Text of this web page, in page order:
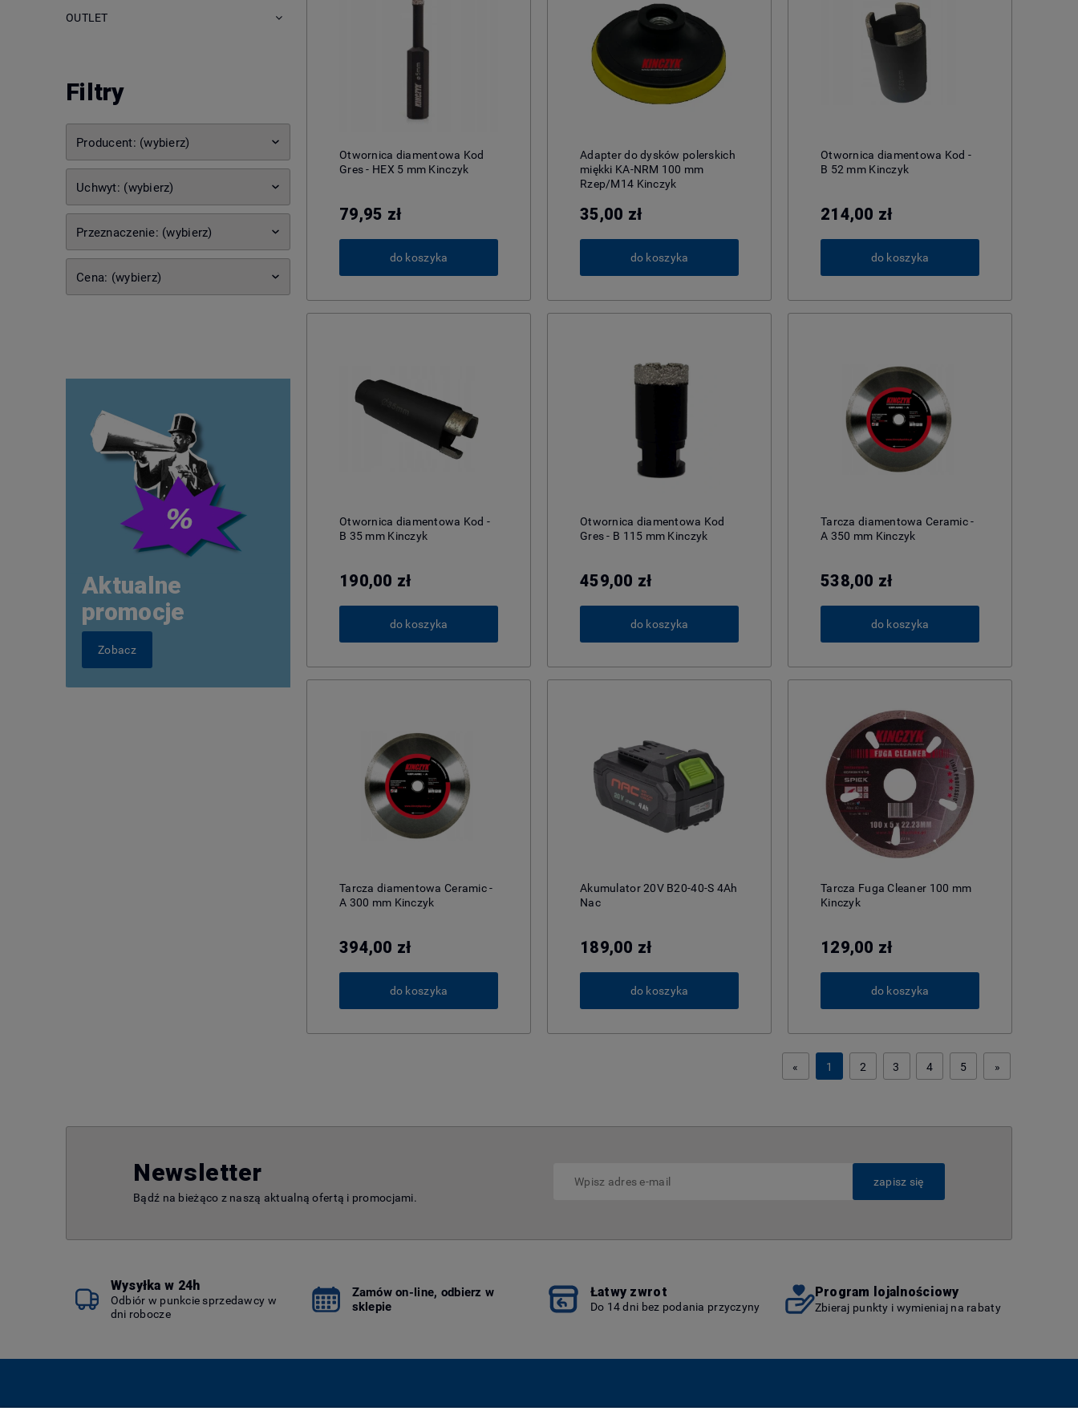
OUTLET
Filtry
Producent: (wybierz)
Uchwyt: (wybierz)
Przeznaczenie: (wybierz)
Cena: (wybierz)
Aktualne
promocje
Zobacz
Otwornica diamentowa Kod
Gres - HEX 5 mm Kinczyk
79,95 zł
do koszyka
Adapter do dysków polerskich
miękki KA-NRM 100 mm
Rzep/M14 Kinczyk
35,00 zł
do koszyka
Otwornica diamentowa Kod -
B 52 mm Kinczyk
214,00 zł
do koszyka
Otwornica diamentowa Kod -
B 35 mm Kinczyk
190,00 zł
do koszyka
Otwornica diamentowa Kod
Gres - B 115 mm Kinczyk
459,00 zł
do koszyka
Tarcza diamentowa Ceramic -
A 350 mm Kinczyk
538,00 zł
do koszyka
Tarcza diamentowa Ceramic -
A 300 mm Kinczyk
394,00 zł
do koszyka
Akumulator 20V B20-40-S 4Ah
Nac
189,00 zł
do koszyka
Tarcza Fuga Cleaner 100 mm
Kinczyk
129,00 zł
do koszyka
« 1 2 3 4 5 »
Newsletter
Bądź na bieżąco z naszą aktualną ofertą i promocjami.
zapisz się
Wysyłka w 24h
Odbiór w punkcie sprzedawcy w
dni robocze
Zamów on-line, odbierz w
sklepie
Łatwy zwrot
Do 14 dni bez podania przyczyny
Program lojalnościowy
Zbieraj punkty i wymieniaj na rabaty